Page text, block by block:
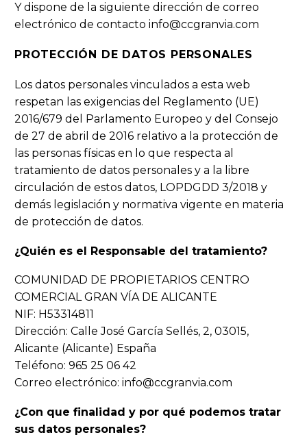
Y dispone de la siguiente dirección de correo
electrónico de contacto info@ccgranvia.com
PROTECCIÓN DE DATOS PERSONALES
Los datos personales vinculados a esta web
respetan las exigencias del Reglamento (UE)
2016/679 del Parlamento Europeo y del Consejo
de 27 de abril de 2016 relativo a la protección de
las personas físicas en lo que respecta al
tratamiento de datos personales y a la libre
circulación de estos datos, LOPDGDD 3/2018 y
demás legislación y normativa vigente en materia
de protección de datos.
¿Quién es el Responsable del tratamiento?
COMUNIDAD DE PROPIETARIOS CENTRO
COMERCIAL GRAN VÍA DE ALICANTE
NIF: H53314811
Dirección: Calle José García Sellés, 2, 03015,
Alicante (Alicante) España
Teléfono: 965 25 06 42
Correo electrónico: info@ccgranvia.com
¿Con que finalidad y por qué podemos tratar
sus datos personales?